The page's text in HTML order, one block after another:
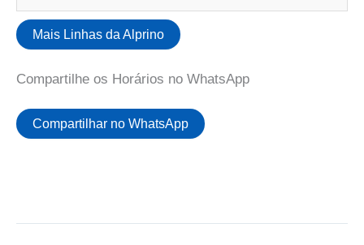
Mais Linhas da Alprino
Compartilhe os Horários no WhatsApp
Compartilhar no WhatsApp